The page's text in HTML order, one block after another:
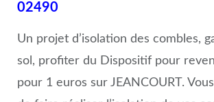
02490
Un projet d’isolation des combles,
sol, profiter du Dispositif pour
pour 1 euros sur JEANCOURT.